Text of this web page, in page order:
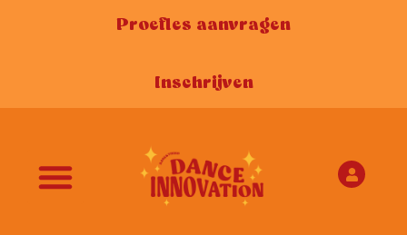
Proefles aanvragen
Inschrijven